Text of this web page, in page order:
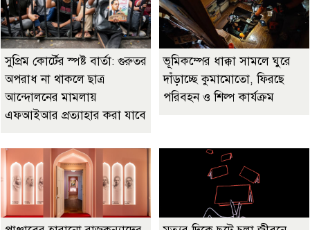
সুপ্রিম কোর্টের স্পষ্ট বার্তা: গুরুতর
অপরাধ না থাকলে ছাত্র
আন্দোলনের মামলায়
এফআইআর প্রত্যাহার করা যাবে
ভূমিকম্পের ধাক্কা সামলে ঘুরে
দাঁড়াচ্ছে কুমামোতো, ফিরছে
পরিবহন ও শিল্প কার্যক্রম